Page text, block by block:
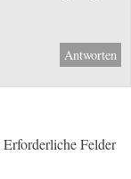
Antworten
Erforderliche Felder